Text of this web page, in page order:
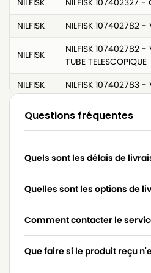
NILFISK
NILFISK 107402327 -
NILFISK
NILFISK 107402782 -
NILFISK
NILFISK 107402782 -
TUBE TELESCOPIQUE
NILFISK
NILFISK 107402783 -
NILFISK 107402785 -
NILFISK
NILFISK 107402787
NILFISK
NILFISK 107402787 -
NILFISK
NILFISK 107402787 -
NILFISK
NILFISK 107405588 -
NILFISK
NILFISK 107406530 -
Questions fréquentes
Quels sont les délais de
Quelles sont les options de
Comment contacter le
Que faire si le produit reçu